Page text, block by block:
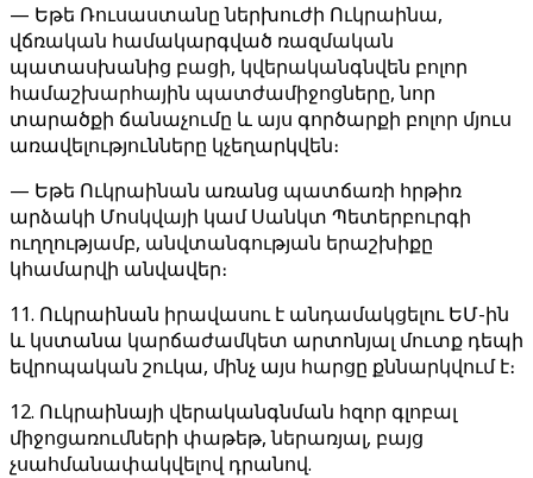
— Եթե Ռուսաստանը ներխուժի Ուկրաինա,
վճռական համակարգված ռազմական
պատասխանից բացի, կվերականգնվեն բոլոր
համաշխարհային պատժամիջոցները, նոր
տարածքի ճանաչումը և այս գործարքի բոլոր մյուս
առավելությունները կչեղարկվեն։
— Եթե Ուկրաինան առանց պատճառի հրթիռ
արձակի Մոսկվայի կամ Սանկտ Պետերբուրգի
ուղղությամբ, անվտանգության երաշխիքը
կհամարվի անվավեր։
11. Ուկրաինան իրավասու է անդամակցելու ԵՄ-ին
և կստանա կարճաժամկետ արտոնյալ մուտք դեպի
եվրոպական շուկա, մինչ այս հարցը քննարկվում է։
12. Ուկրաինայի վերականգնման հզոր գլոբալ
միջոցառումների փաթեթ, ներառյալ, բայց
չսահմանափակվելով դրանով.